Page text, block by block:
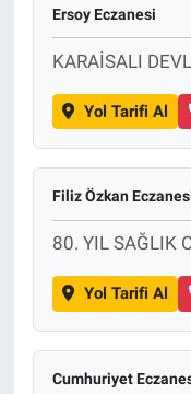
Ersoy Eczanesi
KARAİSALI
Yol Tarifi Al
Filiz Özkan
80. YIL SAĞLIK
Yol Tarifi Al
Cumhuriyet